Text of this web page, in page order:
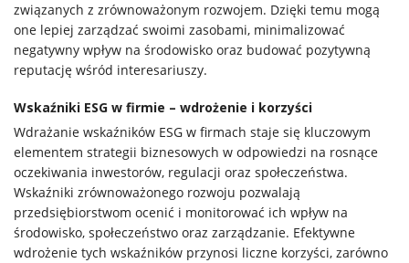
związanych z zrównoważonym rozwojem. Dzięki temu mogą
one lepiej zarządzać swoimi zasobami, minimalizować
negatywny wpływ na środowisko oraz budować pozytywną
reputację wśród interesariuszy.
Wskaźniki ESG w firmie – wdrożenie i korzyści
Wdrażanie wskaźników ESG w firmach staje się kluczowym
elementem strategii biznesowych w odpowiedzi na rosnące
oczekiwania inwestorów, regulacji oraz społeczeństwa.
Wskaźniki zrównoważonego rozwoju pozwalają
przedsiębiorstwom ocenić i monitorować ich wpływ na
środowisko, społeczeństwo oraz zarządzanie. Efektywne
wdrożenie tych wskaźników przynosi liczne korzyści, zarówno